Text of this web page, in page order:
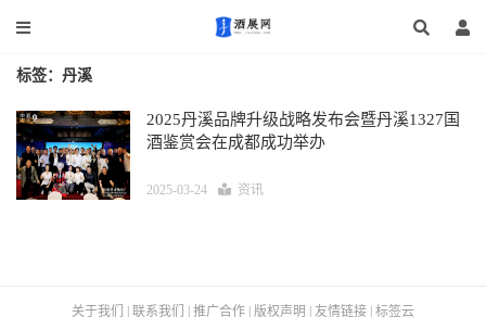
标签：丹溪
2025丹溪品牌升级战略发布会暨丹溪1327国
酒鉴赏会在成都成功举办
2025-03-24 资讯
关于我们 联系我们 推广合作 版权声明 友情链接 标签云